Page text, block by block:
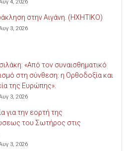
4, 2026
στην Αιγάνη. (ΗΧΗΤΙΚΟ)
3, 2026
«Από τον συναισθηματικό
στη σύνθεση: η Ορθοδοξία και
της Ευρώπης».
3, 2026
για την εορτή της
του Σωτήρος στις
3, 2026